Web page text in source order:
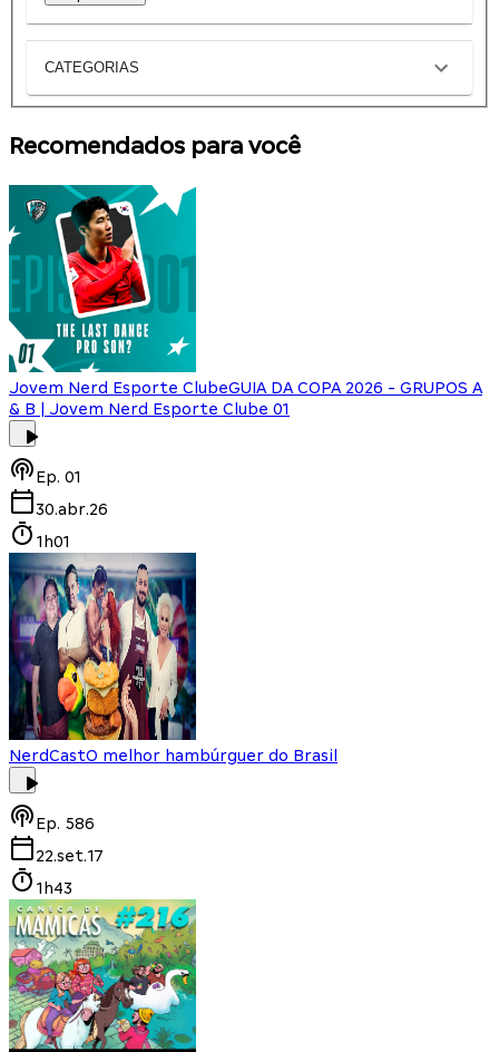
CATEGORIAS
Recomendados para você
Jovem Nerd Esporte ClubeGUIA DA COPA 2026 - GRUPOS A
& B | Jovem Nerd Esporte Clube 01
Ep. 01
30.abr.26
1h01
NerdCastO melhor hambúrguer do Brasil
Ep. 586
22.set.17
1h43